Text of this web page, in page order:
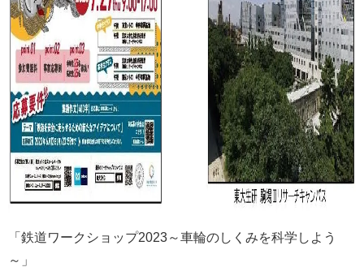
「鉄道ワークショップ2023～車輪のしくみを科学しよう
～」